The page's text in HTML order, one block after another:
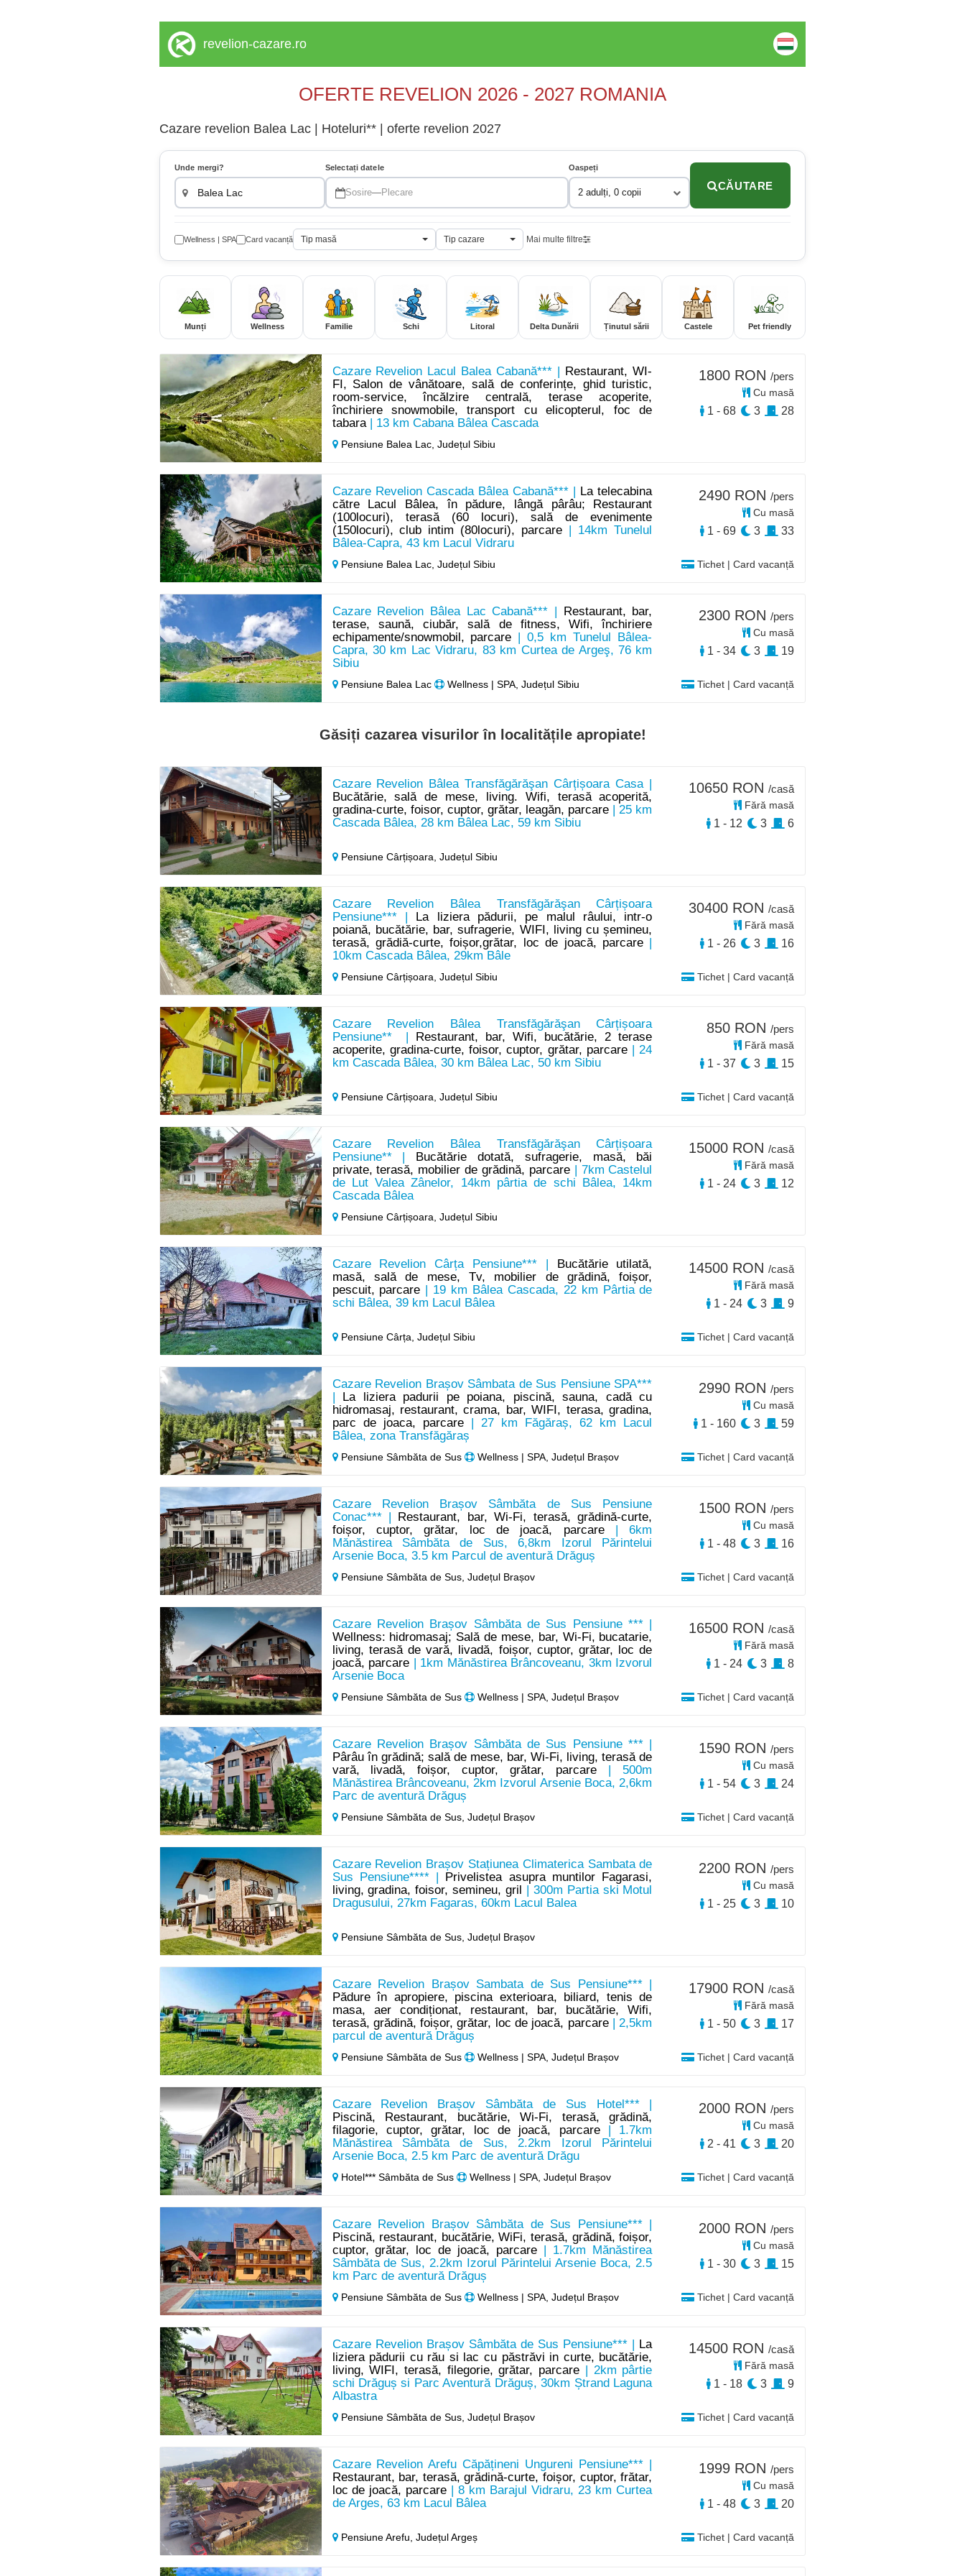
revelion-cazare.ro
OFERTE REVELION 2026 - 2027 ROMANIA
Cazare revelion Balea Lac | Hoteluri** | oferte revelion 2027
Unde mergi? Selectați datele
Sosire—Plecare
Oaspeți
2 adulți, 0 copii
CĂUTARE
Wellness | SPA Card vacanță Tip masă Tip cazare Mai multe filtre
Munți Wellness Familie Schi Litoral Delta Dunării Ținutul sării Castele Pet friendly
Cazare Revelion Lacul Balea Cabană*** |
Restaurant, WI-
FI, Salon de vânătoare, sală de conferințe, ghid turistic,
room-service, încălzire centrală, terase acoperite,
închiriere snowmobile, transport cu elicopterul, foc de
tabara| 13 km Cabana Bâlea Cascada
Pensiune Balea Lac, Județul Sibiu
1800 RON /pers
Cu masă
1 - 68 3 28
Cazare Revelion Cascada Bâlea Cabană*** |
La telecabina
către Lacul Bâlea, în pădure, lângă pârâu; Restaurant
(100locuri), terasă (60 locuri), sală de evenimente
(150locuri), club intim (80locuri), parcare | 14km Tunelul
Bâlea-Capra, 43 km Lacul Vidraru
Pensiune Balea Lac, Județul Sibiu Tichet | Card vacanță
2490 RON /pers
Cu masă
1 - 69 3 33
Cazare Revelion Bâlea Lac Cabană*** |
Restaurant, bar,
terase, saună, ciubăr, sală de fitness, Wifi, închiriere
echipamente/snowmobil, parcare | 0,5 km Tunelul Bâlea-
Capra, 30 km Lac Vidraru, 83 km Curtea de Argeş, 76 km
Sibiu
Pensiune Balea Lac Wellness | SPA, Județul Sibiu Tichet | Card vacanță
2300 RON /pers
Cu masă
1 - 34 3 19
Găsiți cazarea visurilor în localitățile apropiate!
Cazare Revelion Bâlea Transfăgărăşan Cârțișoara Casa |
Bucătărie, sală de mese, living. Wifi, terasă acoperită,
gradina-curte, foisor, cuptor, grătar, leagăn, parcare | 25 km
Cascada Bâlea, 28 km Bâlea Lac, 59 km Sibiu
Pensiune Cârțișoara, Județul Sibiu
10650 RON /casă
Fără masă
1 - 12 3 6
Cazare Revelion Bâlea Transfăgărăşan Cârțișoara
Pensiune*** |
La liziera pădurii, pe malul râului, intr-o
poiană, bucătărie, bar, sufragerie, WIFI, living cu șemineu,
terasă, grădiă-curte, foișor,grătar, loc de joacă, parcare
10km Cascada Bâlea, 29km Bâle
Pensiune Cârțișoara, Județul Sibiu Tichet | Card vacanță
30400 RON /casă
Fără masă
1 - 26 3 16
Cazare Revelion Bâlea Transfăgărăşan Cârțișoara
Pensiune** |
Restaurant, bar, Wifi, bucătărie, 2 terase
acoperite, gradina-curte, foisor, cuptor, grătar, parcare| 24
km Cascada Bâlea, 30 km Bâlea Lac, 50 km Sibiu
Pensiune Cârțișoara, Județul Sibiu Tichet | Card vacanță
850 RON /pers
Fără masă
1 - 37 3 15
Cazare Revelion Bâlea Transfăgărăşan Cârțișoara
Pensiune** |
Bucătărie dotată, sufragerie, masă, băi
private, terasă, mobilier de grădină, parcare| 7km Castelul
de Lut Valea Zânelor, 14km pârtia de schi Bâlea, 14km
Cascada Bâlea
Pensiune Cârțișoara, Județul Sibiu
15000 RON /casă
Fără masă
1 - 24 3 12
Cazare Revelion Cârța Pensiune*** |
Bucătărie utilată,
masă, sală de mese, Tv, mobilier de grădină, foișor,
pescuit, parcare | 19 km Bâlea Cascada, 22 km Pârtia de
schi Bâlea, 39 km Lacul Bâlea
Pensiune Cârța, Județul Sibiu Tichet | Card vacanță
14500 RON /casă
Fără masă
1 - 24 3 9
Cazare Revelion Brașov Sâmbata de Sus Pensiune SPA***
La liziera padurii pe poiana, piscină, sauna, cadă cu
hidromasaj, restaurant, crama, bar, WIFI, terasa, gradina,
parc de joaca, parcare| 27 km Făgăraș, 62 km Lacul
Bâlea, zona Transfăgăraș
Pensiune Sâmbăta de Sus Wellness | SPA, Județul Brașov Tichet | Card vacanță
2990 RON /pers
Cu masă
1 - 160 3 59
Cazare Revelion Brașov Sâmbăta de Sus Pensiune
Conac*** |
Restaurant, bar, Wi-Fi, terasă, grădină-curte,
foișor, cuptor, grătar, loc de joacă, parcare| 6km
Mănăstirea Sâmbăta de Sus, 6,8km Izorul Părintelui
Arsenie Boca, 3.5 km Parcul de aventură Drăguș
Pensiune Sâmbăta de Sus, Județul Brașov Tichet | Card vacanță
1500 RON /pers
Cu masă
1 - 48 3 16
Cazare Revelion Brașov Sâmbăta de Sus Pensiune *** |
Wellness: hidromasaj; Sală de mese, bar, Wi-Fi, bucatarie,
living, terasă de vară, livadă, foișor, cuptor, grătar, loc de
joacă, parcare | 1km Mănăstirea Brâncoveanu, 3km Izvorul
Arsenie Boca
Pensiune Sâmbăta de Sus Wellness | SPA, Județul Brașov Tichet | Card vacanță
16500 RON /casă
Fără masă
1 - 24 3 8
Cazare Revelion Brașov Sâmbăta de Sus Pensiune *** |
Pârâu în grădină; sală de mese, bar, Wi-Fi, living, terasă de
vară, livadă, foișor, cuptor, grătar, parcare | 500m
Mănăstirea Brâncoveanu, 2km Izvorul Arsenie Boca, 2,6km
Parc de aventură Drăguș
Pensiune Sâmbăta de Sus, Județul Brașov Tichet | Card vacanță
1590 RON /pers
Cu masă
1 - 54 3 24
Cazare Revelion Brașov Stațiunea Climaterica Sambata de
Sus Pensiune**** |
Privelistea asupra muntilor Fagarasi,
living, gradina, foisor, semineu, gril
| 300m Partia ski Motul
Dragusului, 27km Fagaras, 60km Lacul Balea
Pensiune Sâmbăta de Sus, Județul Brașov
2200 RON /pers
Cu masă
1 - 25 3 10
Cazare Revelion Brașov Sambata de Sus Pensiune*** |
Pădure în apropiere, piscina exterioara, biliard, tenis de
masa, aer condiționat, restaurant, bar, bucătărie, Wifi,
terasă, grădină, foișor, grătar, loc de joacă, parcare| 2,5km
parcul de aventură Drăguș
Pensiune Sâmbăta de Sus Wellness | SPA, Județul Brașov Tichet | Card vacanță
17900 RON /casă
Fără masă
1 - 50 3 17
Cazare Revelion Brașov Sâmbăta de Sus Hotel*** |
Piscină, Restaurant, bucătărie, Wi-Fi, terasă, grădină,
filagorie, cuptor, grătar, loc de joacă, parcare| 1.7km
Mănăstirea Sâmbăta de Sus, 2.2km Izorul Părintelui
Arsenie Boca, 2.5 km Parc de aventură Drăgu
Hotel*** Sâmbăta de Sus Wellness | SPA, Județul Brașov Tichet | Card vacanță
2000 RON /pers
Cu masă
2 - 41 3 20
Cazare Revelion Brașov Sâmbăta de Sus Pensiune*** |
Piscină, restaurant, bucătărie, WiFi, terasă, grădină, foișor,
cuptor, grătar, loc de joacă, parcare | 1.7km Mănăstirea
Sâmbăta de Sus, 2.2km Izorul Părintelui Arsenie Boca, 2.5
km Parc de aventură Drăguș
Pensiune Sâmbăta de Sus Wellness | SPA, Județul Brașov Tichet | Card vacanță
2000 RON /pers
Cu masă
1 - 30 3 15
Cazare Revelion Brașov Sâmbăta de Sus Pensiune*** |
La
liziera pădurii cu rău si lac cu păstrăvi in curte, bucătărie,
living, WIFI, terasă, filegorie, grătar, parcare | 2km pârtie
schi Drăguș si Parc Aventură Drăguș, 30km Ștrand Laguna
Albastra
Pensiune Sâmbăta de Sus, Județul Brașov Tichet | Card vacanță
14500 RON /casă
Fără masă
1 - 18 3 9
Cazare Revelion Arefu Căpățineni Ungureni Pensiune*** |
Restaurant, bar, terasă, grădină-curte, foișor, cuptor, frătar,
loc de joacă, parcare | 8 km Barajul Vidraru, 23 km Curtea
de Arges, 63 km Lacul Bâlea
Pensiune Arefu, Județul Argeș Tichet | Card vacanță
1999 RON /pers
Cu masă
1 - 48 3 20